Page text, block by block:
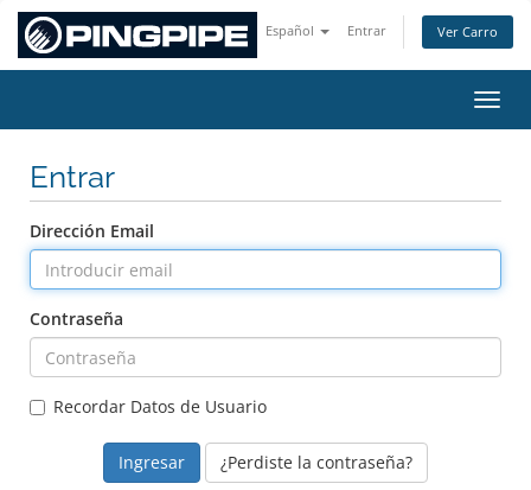
Español Entrar Ver Carro
Entrar
Dirección Email
Contraseña
Recordar Datos de Usuario
¿Perdiste la contraseña?